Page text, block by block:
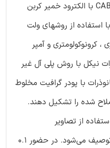
اکسیداسیون الکتروکاتالیستی CAB با الکترود خمیر کربن
استفاده از روشهای ولت
کرونوکولومتری و آمپر
نیکل با روش پلی آل غیر
با پودر گرافیت مخلوط
شده را تشکیل دهند.
از تصاویر
میکروسکوپ الکترونی روبشی توصیف می‌شود. در حضور 0.1